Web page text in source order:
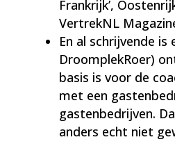
Frankrijk’,
VertrekNL
En al schrijvende
DroomplekRoer)
basis is voor de
met een
gastenbedrijven.
anders echt niet